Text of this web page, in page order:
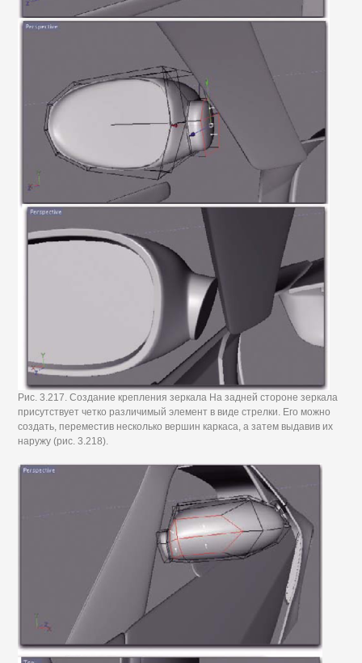
Рис. 3.217. Создание крепления зеркала На задней стороне зеркала
присутствует четко различимый элемент в виде стрелки. Его можно
создать, переместив несколько вершин каркаса, а затем выдавив их
наружу (рис. 3.218).